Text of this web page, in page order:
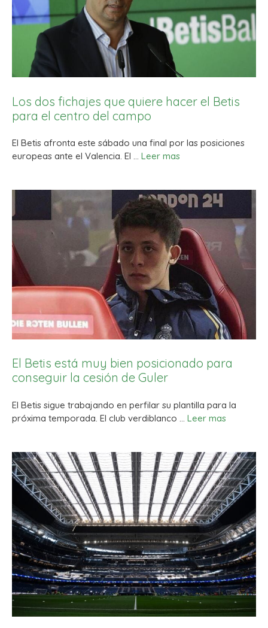
Los dos fichajes que quiere hacer el Betis
para el centro del campo
El Betis afronta este sábado una final por las posiciones
europeas ante el Valencia. El … Leer mas
El Betis está muy bien posicionado para
conseguir la cesión de Guler
El Betis sigue trabajando en perfilar su plantilla para la
próxima temporada. El club verdiblanco … Leer mas